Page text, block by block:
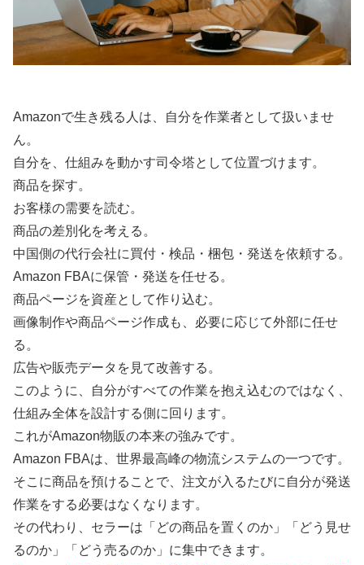
Amazonで生き残る人は、自分を作業者として扱いませ
ん。
自分を、仕組みを動かす司令塔として位置づけます。
商品を探す。
お客様の需要を読む。
商品の差別化を考える。
中国側の代行会社に買付・検品・梱包・発送を依頼する。
Amazon FBAに保管・発送を任せる。
商品ページを資産として作り込む。
画像制作や商品ページ作成も、必要に応じて外部に任せ
る。
広告や販売データを見て改善する。
このように、自分がすべての作業を抱え込むのではなく、
仕組み全体を設計する側に回ります。
これがAmazon物販の本来の強みです。
Amazon FBAは、世界最高峰の物流システムの一つです。
そこに商品を預けることで、注文が入るたびに自分が発送
作業をする必要はなくなります。
その代わり、セラーは「どの商品を置くのか」「どう見せ
るのか」「どう売るのか」に集中できます。